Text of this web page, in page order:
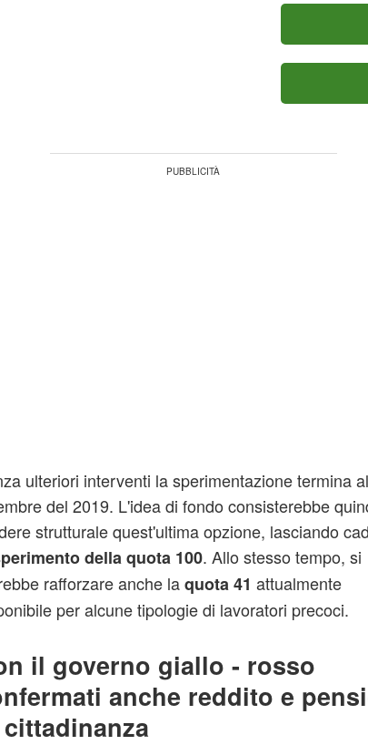
. In cambio si punterebbe ad estendere
che rende attualmente possibile l'accesso
63 anni di età e con almeno 30-36 anni di
, a seconda della specifica situazione di
ulteriori interventi la sperimentazione termina
del 2019. L'idea di fondo consisterebbe
strutturale quest'ultima opzione, lasciando
della quota 100. Allo stesso tempo, si
rafforzare anche laquota 41 attualmente
per alcune tipologie di lavoratori precoci.
il governo giallo - rosso
anche reddito e